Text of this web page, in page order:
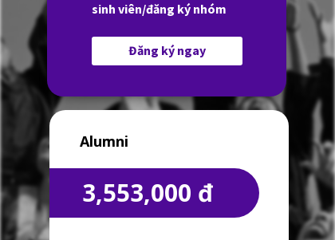
3,553,000 đ
Alumni
Đăng ký ngay
sinh viên/đăng ký nhóm